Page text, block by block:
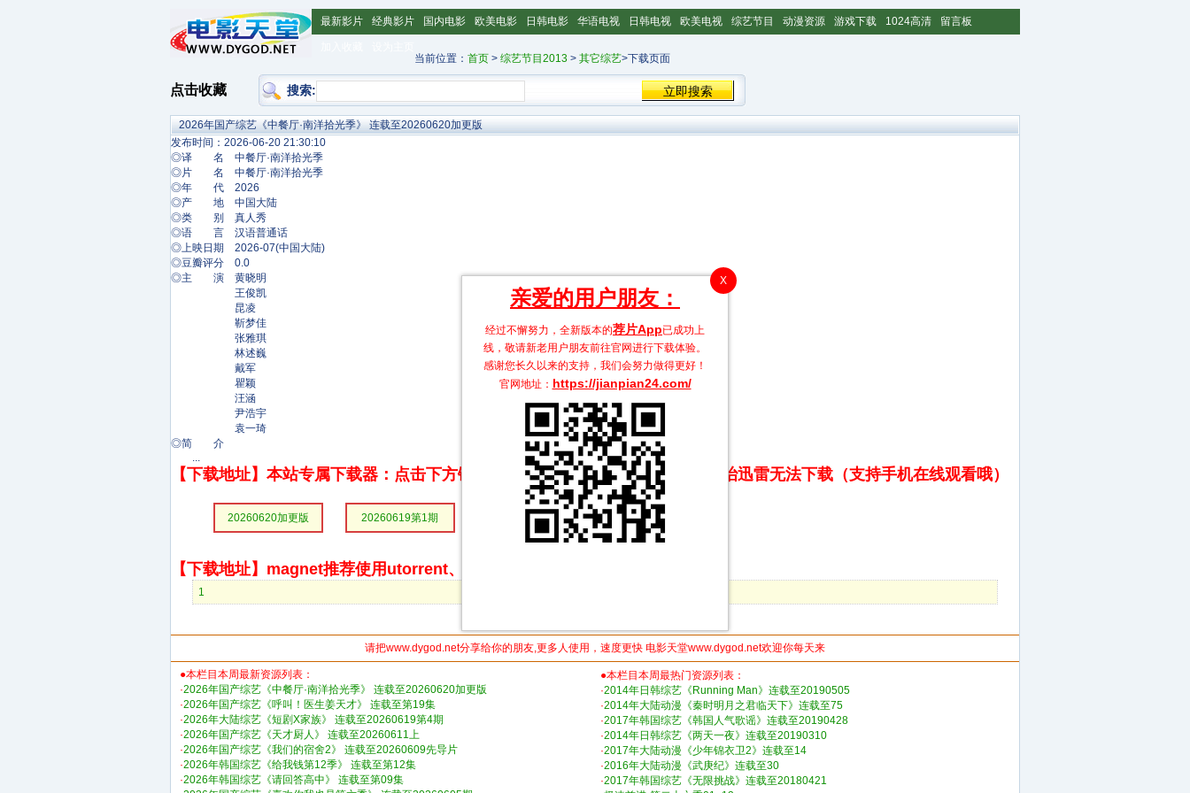
最新影片 经典影片 国内电影 欧美电影 日韩电影 华语电视 日韩电视 欧美电视 综艺节目 动漫资源 游戏下载 1024高清 留言板
当前位置： 首页 > 综艺节目2013 > 其它综艺>下载页面
点击收藏 搜索:
X
亲爱的用户朋友：
经过不懈努力，全新版本的荐片App已成功上
线，敬请新老用户朋友前往官网进行下载体验。
感谢您长久以来的支持，我们会努力做得更好！
官网地址： https://jianpian24.com/
2026年国产综艺《中餐厅·南洋拾光季》 连载至20260620加更版
发布时间：2026-06-20 21:30:10
◎译 名 中餐厅·南洋拾光季
◎片 名 中餐厅·南洋拾光季
◎年 代 2026
◎产 地 中国大陆
◎类 别 真人秀
◎语 言 汉语普通话
◎上映日期 2026-07(中国大陆)
◎豆瓣评分 0.0
◎主 演 黄晓明
王俊凯
昆凌
靳梦佳
张雅琪
林述巍
戴军
瞿颖
汪涵
尹浩宇
袁一琦
◎简 介
...
【下载地址】本站专属下载器：点击下方链接 即可享受高速下载和在线播放 专治迅雷无法下载（支持手机在线观看哦）
20260620加更版 20260619第1期
【下载地址】magnet推荐使用utorrent、BitComet等bt客户端下载
1
请把www.dygod.net分享给你的朋友,更多人使用，速度更快 电影天堂www.dygod.net欢迎你每天来
●本栏目本周最新资源列表：
·2026年国产综艺《中餐厅·南洋拾光季》 连载至20260620加更版
·2026年国产综艺《呼叫！医生姜天才》 连载至第19集
·2026年大陆综艺《短剧X家族》 连载至20260619第4期
·2026年国产综艺《天才厨人》 连载至20260611上
·2026年国产综艺《我们的宿舍2》 连载至20260609先导片
·2026年韩国综艺《给我钱第12季》 连载至第12集
·2026年韩国综艺《请回答高中》 连载至第09集
●本栏目本周最热门资源列表：
·2014年日韩综艺《Running Man》连载至20190505
·2014年大陆动漫《秦时明月之君临天下》连载至75
·2017年韩国综艺《韩国人气歌谣》连载至20190428
·2014年日韩综艺《两天一夜》连载至20190310
·2017年大陆动漫《少年锦衣卫2》连载至14
·2016年大陆动漫《武庚纪》连载至30
·2017年韩国综艺《无限挑战》连载至20180421